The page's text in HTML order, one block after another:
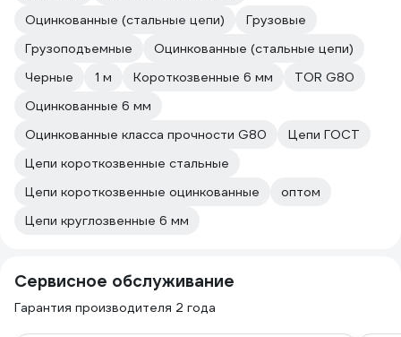
Оцинкованные (стальные цепи)
Грузовые
Грузоподъемные
Оцинкованные (стальные цепи)
Черные
1 м Короткозвенные 6 мм
TOR G80
Оцинкованные 6 мм
Оцинкованные класса прочности G80
Цепи ГОСТ
Цепи короткозвенные стальные
Цепи короткозвенные оцинкованные
оптом
Цепи круглозвенные 6 мм
Сервисное обслуживание
Гарантия производителя 2 года